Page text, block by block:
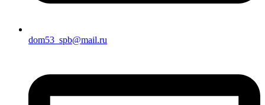
dom53_spb@mail.ru